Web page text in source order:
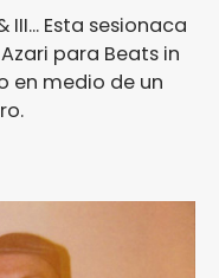
Esta sesionaca
para Beats in
en medio de un